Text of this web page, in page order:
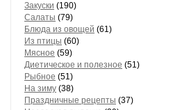
Закуски (190)
Салаты (79)
Блюда из овощей (61)
Из птицы (60)
Мясное (59)
Диетическое и полезное (51)
Рыбное (51)
На зиму (38)
Праздничные рецепты (37)